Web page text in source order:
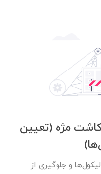
مژه (تعیین
و جلوگیری از